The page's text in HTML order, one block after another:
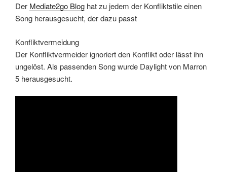
Der Mediate2go Blog hat zu jedem der Konfliktstile einen
Song herausgesucht, der dazu passt
Konfliktvermeidung
Der Konfliktvermeider ignoriert den Konflikt oder lässt ihn
ungelöst. Als passenden Song wurde Daylight von Marron
5 herausgesucht.